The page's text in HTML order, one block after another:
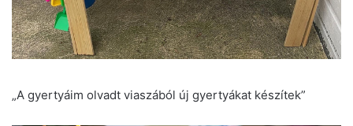
„A gyertyáim olvadt viaszából új gyertyákat készítek”